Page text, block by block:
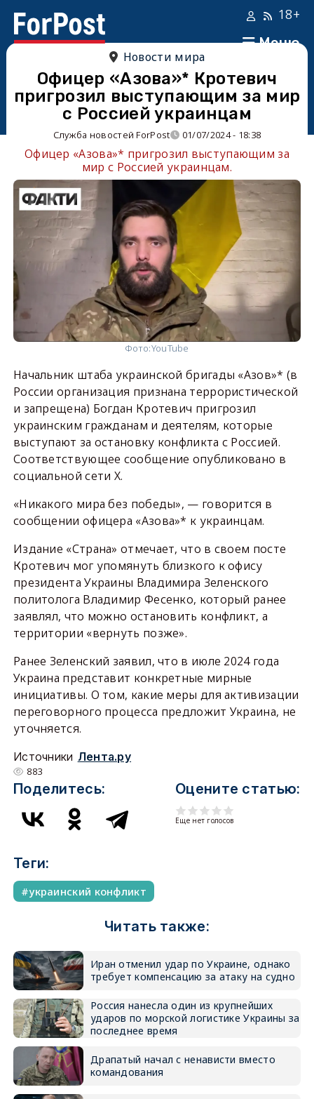
Меню
18+
Новости мира
Офицер «Азова»* Кротевич
пригрозил выступающим за мир
с Россией украинцам
Служба новостей ForPost 01/07/2024 - 18:38
Офицер «Азова»* пригрозил выступающим за
мир с Россией украинцам.
Фото:YouTube
Начальник штаба украинской бригады «Азов»* (в
России организация признана террористической
и запрещена) Богдан Кротевич пригрозил
украинским гражданам и деятелям, которые
выступают за остановку конфликта с Россией.
Соответствующее сообщение опубликовано в
социальной сети X.
«Никакого мира без победы», — говорится в
сообщении офицера «Азова»* к украинцам.
Издание «Страна» отмечает, что в своем посте
Кротевич мог упомянуть близкого к офису
президента Украины Владимира Зеленского
политолога Владимир Фесенко, который ранее
заявлял, что можно остановить конфликт, а
территории «вернуть позже».
Ранее Зеленский заявил, что в июле 2024 года
Украина представит конкретные мирные
инициативы. О том, какие меры для активизации
переговорного процесса предложит Украина, не
уточняется.
Источники Лента.ру
883
Поделитесь: Оцените статью:
Еще нет голосов
Теги:
украинский конфликт
Читать также:
Иран отменил удар по Украине, однако
требует компенсацию за атаку на судно
Россия нанесла один из крупнейших
ударов по морской логистике Украины за
последнее время
Драпатый начал с ненависти вместо
командования